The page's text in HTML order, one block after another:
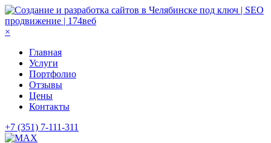
×
Главная
Услуги
Портфолио
Отзывы
Цены
Контакты
+7 (351) 7-111-311